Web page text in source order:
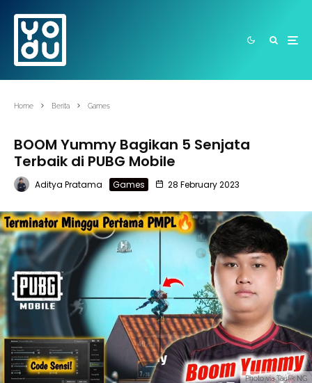
Home Berita Games
BOOM Yummy Bagikan 5 Senjata
Terbaik di PUBG Mobile
Aditya Pratama Games 28 February 2023
Photo via Taufik NG